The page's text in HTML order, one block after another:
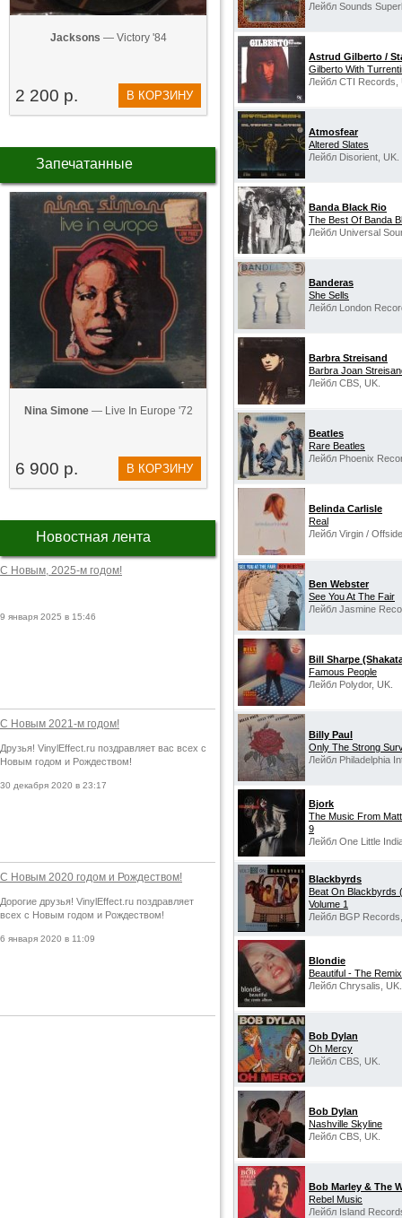
Jacksons — Victory '84
2 200 р. В КОРЗИНУ
Запечатанные
Nina Simone— Live In Europe '72
6 900 р. В КОРЗИНУ
Новостная лента
С Новым, 2025-м годом!
9 января 2025 в 15:46
С Новым 2021-м годом!
Друзья! VinylEffect.ru поздравляет вас всех с
Новым годом и Рождеством!
30 декабря 2020 в 23:17
С Новым 2020 годом и Рождеством!
Дорогие друзья! VinylEffect.ru поздравляет
всех с Новым годом и Рождеством!
6 января 2020 в 11:09
Лейбл Sounds
Astrud Gilberto /
Gilberto With
Лейбл CTI Records,
Atmosfear
Altered Slates
Лейбл Disorient, UK.
Banda Black Rio
The Best Of Banda
Лейбл Universal
Banderas
She Sells
Лейбл London
Barbra Streisand
Barbra Joan
Лейбл CBS, UK.
Beatles
Rare Beatles
Лейбл Phoenix
Belinda Carlisle
Real
Лейбл Virgin /
Ben Webster
See You At The Fair
Лейбл Jasmine
Bill Sharpe
Famous People
Лейбл Polydor, UK.
Billy Paul
Only The Strong
Лейбл Philadelphia
Bjork
The Music From
9
Лейбл One Little
Blackbyrds
Beat On Blackbyrds
Volume 1
Лейбл BGP
Blondie
Beautiful - The
Лейбл Chrysalis, UK.
Bob Dylan
Oh Mercy
Лейбл CBS, UK.
Bob Dylan
Nashville Skyline
Лейбл CBS, UK.
Bob Marley & The
Rebel Music
Лейбл Island